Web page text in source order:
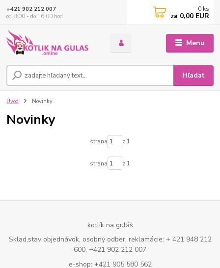
Menu
Hľadať
+421 902 212 007
od 8:00 - do 16:00 hod
0 ks
za 0,00 EUR
Úvod Novinky
Novinky
strana z 1
strana z 1
kotlík na guláš
Sklad,stav objednávok, osobný odber, reklamácie: + 421 948 212
600, +421 902 212 007
e-shop: +421 905 580 562